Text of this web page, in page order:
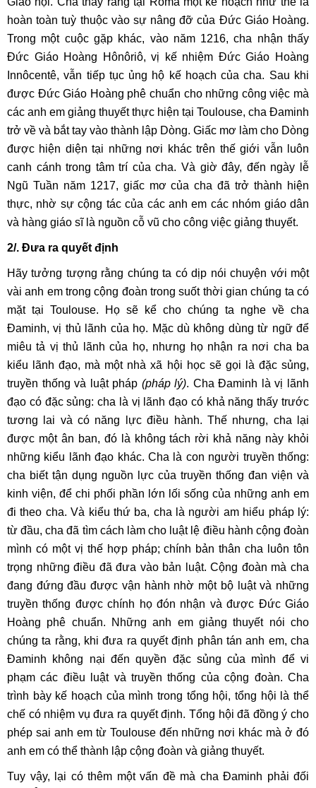
hoàn toàn tuỳ thuộc vào sự nâng đỡ của Đức Giáo Hoàng.
Trong một cuộc gặp khác, vào năm 1216, cha nhận thấy
Đức Giáo Hoàng Hônôriô, vị kế nhiệm Đức Giáo Hoàng
Innôcentê, vẫn tiếp tục ủng hộ kế hoạch của cha. Sau khi
được Đức Giáo Hoàng phê chuẩn cho những công việc mà
các anh em giảng thuyết thực hiện tại Toulouse, cha Đaminh
trở về và bắt tay vào thành lập Dòng. Giấc mơ làm cho Dòng
được hiện diện tại những nơi khác trên thế giới vẫn luôn
canh cánh trong tâm trí của cha. Và giờ đây, đến ngày lễ
Ngũ Tuần năm 1217, giấc mơ của cha đã trở thành hiện
thực, nhờ sự cộng tác của các anh em các nhóm giáo dân
và hàng giáo sĩ là nguồn cỗ vũ cho công việc giảng thuyết.
2/. Đưa ra quyết định
Hãy tưởng tượng rằng chúng ta có dịp nói chuyện với một
vài anh em trong cộng đoàn trong suốt thời gian chúng ta có
mặt tại Toulouse. Họ sẽ kể cho chúng ta nghe về cha
Đaminh, vị thủ lãnh của họ. Mặc dù không dùng từ ngữ để
miêu tả vị thủ lãnh của họ, nhưng họ nhận ra nơi cha ba
kiểu lãnh đạo, mà một nhà xã hội học sẽ gọi là đặc sủng,
truyền thống và luật pháp (pháp lý). Cha Đaminh là vị lãnh
đạo có đặc sủng: cha là vị lãnh đạo có khả năng thấy trước
tương lai và có năng lực điều hành. Thế nhưng, cha lại
được một ân ban, đó là không tách rời khả năng này khỏi
những kiểu lãnh đạo khác. Cha là con người truyền thống:
cha biết tận dụng nguồn lực của truyền thống đan viện và
kinh viện, để chi phối phần lớn lối sống của những anh em
đi theo cha. Và kiểu thứ ba, cha là người am hiểu pháp lý:
từ đầu, cha đã tìm cách làm cho luật lệ điều hành cộng đoàn
mình có một vị thế hợp pháp; chính bản thân cha luôn tôn
trọng những điều đã đưa vào bản luật. Cộng đoàn mà cha
đang đứng đầu được vận hành nhờ một bộ luật và những
truyền thống được chính họ đón nhận và được Đức Giáo
Hoàng phê chuẩn. Những anh em giảng thuyết nói cho
chúng ta rằng, khi đưa ra quyết định phân tán anh em, cha
Đaminh không nại đến quyền đặc sủng của mình để vi
phạm các điều luật và truyền thống của cộng đoàn. Cha
trình bày kế hoạch của mình trong tổng hội, tổng hội là thể
chế có nhiệm vụ đưa ra quyết định. Tổng hội đã đồng ý cho
phép sai anh em từ Toulouse đến những nơi khác mà ở đó
anh em có thể thành lập cộng đoàn và giảng thuyết.
Tuy vậy, lại có thêm một vấn đề mà cha Đaminh phải đối